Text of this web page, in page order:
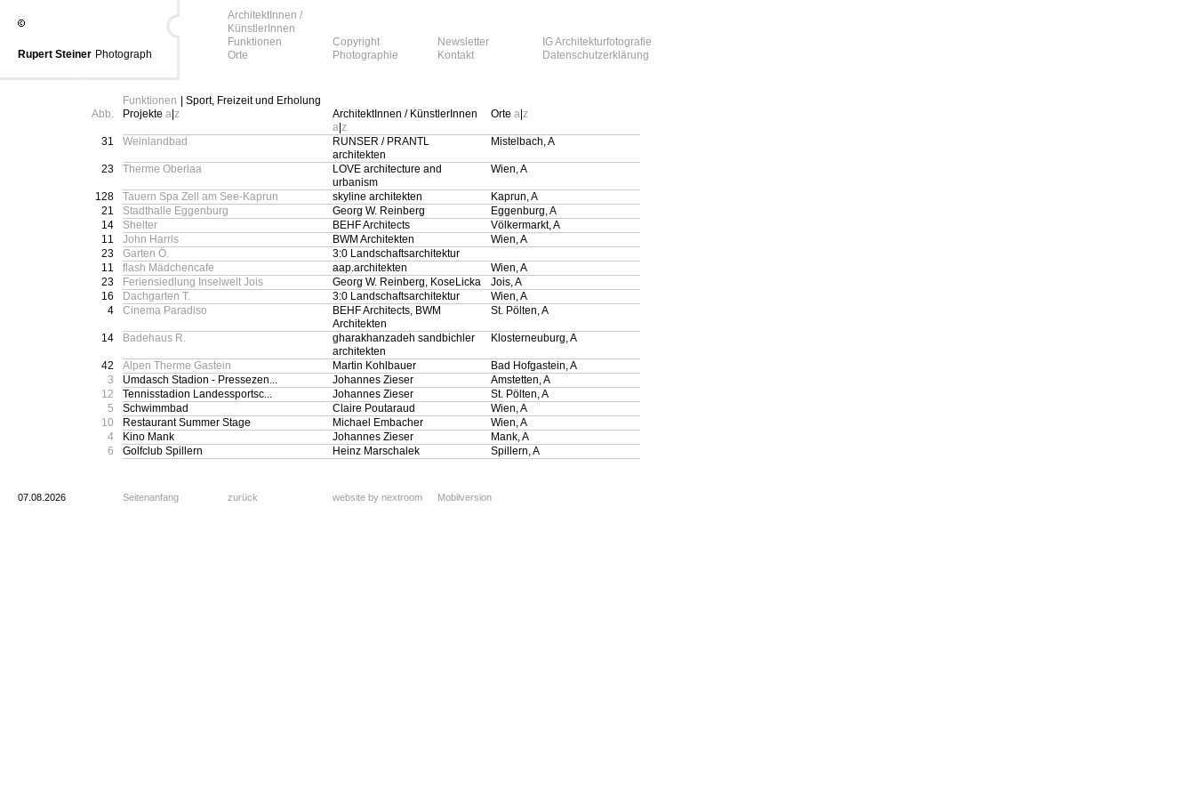
Rupert Steiner Photograph
ArchitektInnen /
KünstlerInnen
Funktionen
Orte
Copyright
Photographie
Newsletter
Kontakt
IG Architekturfotografie
Datenschutzerklärung
Funktionen
| Sport, Freizeit und Erholung
Abb.
Projekte a z
ArchitektInnen / KünstlerInnen
a z
Orte a z
31 Weinlandbad
RUNSER / PRANTL
architekten
Mistelbach, A
23 Therme Oberlaa
LOVE architecture and
urbanism
Wien, A
128 Tauern Spa Zell am See-Kaprun skyline architekten
Kaprun, A
21
Stadthalle Eggenburg Georg W. Reinberg
Eggenburg, A
14
Shelter BEHF Architects
Völkermarkt, A
11
John Harris BWM Architekten
Wien, A
23
Garten Ö.
3:0 Landschaftsarchitektur
11
flash Mädchencafe aap.architekten
Wien, A
23
Feriensiedlung Inselwelt Jois Georg W. Reinberg, KoseLicka
Jois, A
16
Dachgarten T. 3:0 Landschaftsarchitektur
Wien, A
4
Cinema Paradiso
BEHF Architects, BWM
Architekten
St. Pölten, A
14 Badehaus R.
gharakhanzadeh sandbichler
architekten
Klosterneuburg, A
42 Alpen Therme Gastein Martin Kohlbauer
Bad Hofgastein, A
3
Umdasch Stadion - Pressezen... Johannes Zieser
Amstetten, A
12
Tennisstadion Landessportsc... Johannes Zieser
St. Pölten, A
5
Schwimmbad Claire Poutaraud
Wien, A
10
Restaurant Summer Stage Michael Embacher
Wien, A
4
Kino Mank Johannes Zieser
Mank, A
6
Golfclub Spillern Heinz Marschalek Spillern, A
07.08.2026 Seitenanfang zurück website by nextroom Mobilversion